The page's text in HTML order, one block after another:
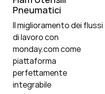
Pneumatici
Il miglioramento dei flussi
di lavoro con
monday.com come
piattaforma
perfettamente
integrabile